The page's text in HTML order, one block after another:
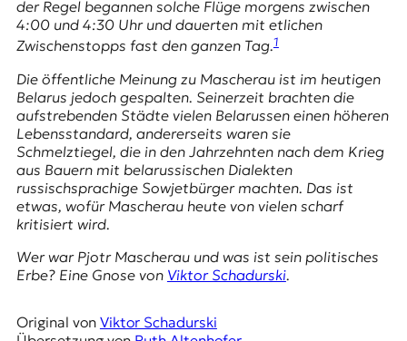
O
D
E
R
W
s
s
n
u
der Regel begannen solche Flüge morgens zwischen
4:00 und 4:30 Uhr und dauerten mit etlichen
Zwischenstopps fast den ganzen Tag.1
Die öffentliche Meinung zu Mascherau ist im heutigen
Belarus jedoch gespalten. Seinerzeit brachten die
aufstrebenden Städte vielen Belarussen einen höheren
Lebensstandard, andererseits waren sie
Schmelztiegel, die in den Jahrzehnten nach dem Krieg
aus Bauern mit belarussischen Dialekten
russischsprachige Sowjetbürger machten. Das ist
etwas, wofür Mascherau heute von vielen scharf
kritisiert wird.
Wer war Pjotr Mascherau und was ist sein politisches
Erbe? Eine Gnose von Viktor Schadurski.
Original von Viktor Schadurski